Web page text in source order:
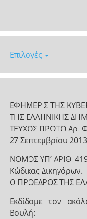
Επιλογές
ΕΦΗΜΕΡΙΣ ΤΗΣ
ΤΗΣ ΕΛΛΗΝΙΚΗΣ
ΤΕΥΧΟΣ ΠΡΩΤΟ Αρ.
27 Σεπτεμβρίου 2013
ΝΟΜΟΣ ΥΠ’ ΑΡΙΘ.
Κώδικας Δικηγόρων.
Ο ΠΡΟΕΔΡΟΣ ΤΗΣ
Εκδίδομε τον
Βουλή: